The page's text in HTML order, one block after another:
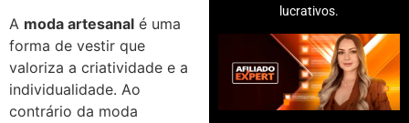
A moda artesanal é uma
forma de vestir que
valoriza a criatividade e a
individualidade. Ao
contrário da moda
lucrativos.